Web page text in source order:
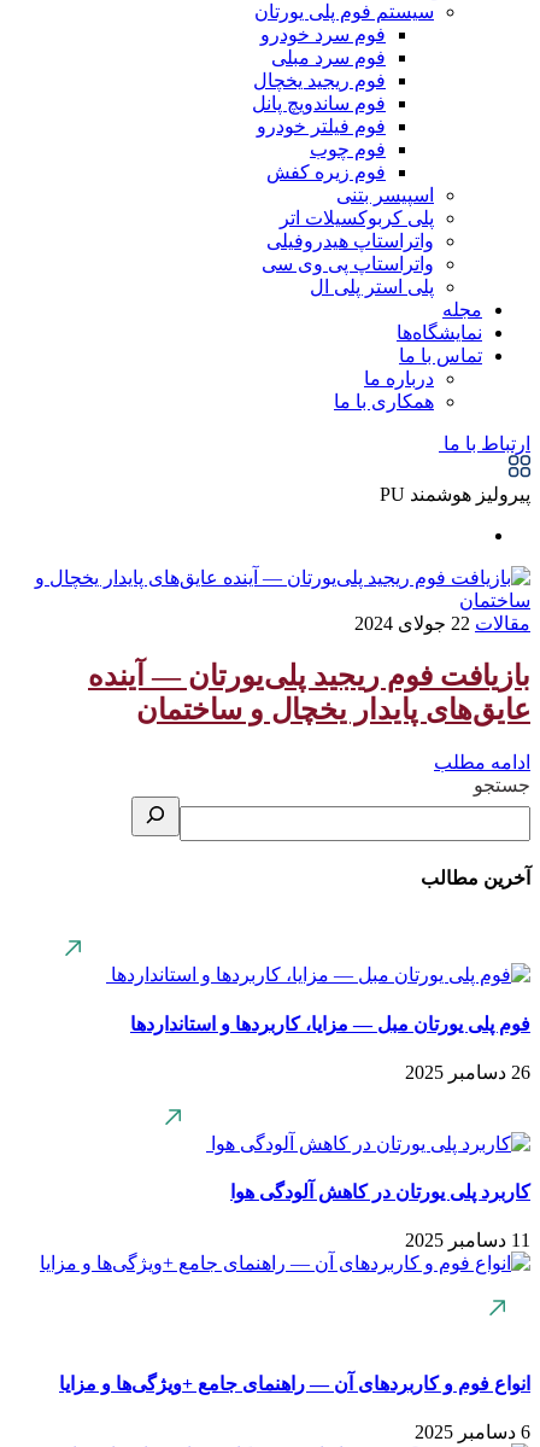
سیستم فوم پلی یورتان
فوم سرد خودرو
فوم سرد مبلی
فوم ریجید یخچال
فوم ساندویچ پانل
فوم فیلتر خودرو
فوم چوب
فوم زیره کفش
اسپیسر بتنی
پلی کربوکسیلات اتر
واتراستاپ هیدروفیلی
واتراستاپ پی وی سی
پلی استر پلی ال
مجله
نمایشگاه‌ها
تماس با ما
درباره ما
همکاری با ما
ارتباط با ما
پیرولیز هوشمند PU
مقالات 22 جولای 2024
بازیافت فوم ریجید پلی‌یورتان — آینده
عایق‌های پایدار یخچال و ساختمان
ادامه مطلب
جستجو
آخرین مطالب
فوم پلی یورتان مبل — مزایا، کاربردها و استانداردها
26 دسامبر 2025
کاربرد پلی یورتان در کاهش آلودگی هوا
11 دسامبر 2025
انواع فوم و کاربردهای آن — راهنمای جامع +ویژگی‌ها و مزایا
6 دسامبر 2025